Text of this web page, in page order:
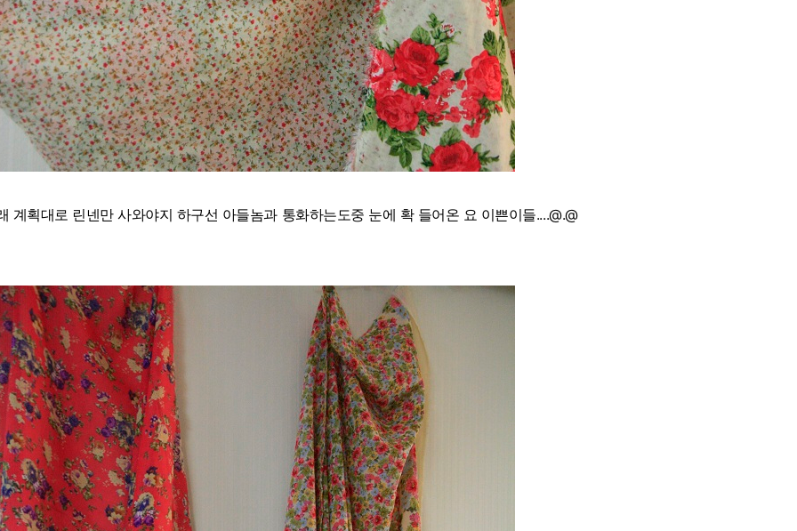
계획대로 린넨만 사와야지 하구선 아들놈과 통화하는도중 눈에 확 들어온 요 이쁜이들....@.@